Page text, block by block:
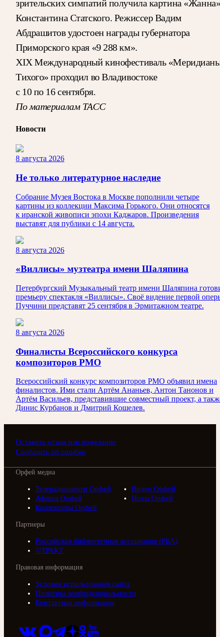
зрительских симпатий получила картина
Константина Статского. Режиссер Вадим
Абдрашитов удостоен награды губернатора
Приморского края «9 288 км».
XIX Международный кинофестиваль
Тихого» проходил во Владивостоке
с 10 по 16 сентября.
По материалам ТАСС
Новости
8 августа 2026
Не только литературное наследие
Собрание Музея Востока в Москве пополнили четыре
картины из коллекции Максима Горького. Они относятся
к иранской живописи эпохи Каджаров. Произведения
выставят для публики с 14 августа.
8 августа 2026
«Виллисы» музтеатра имени Шаляпина
Петербургский Музыкальный театр имени Шаляпина
премьеру спектакля «Виллисы». Своё видение первой
Пуччини представят 25 сентября в Эрмитажном театре.
8 августа 2026
Финалисты Всероссийского конкурса
композиторов РМО
Всероссийский конкурс композиторов РМО объявил имена
финалистов. Ими стали Артём Ананьев, Антон Танонов и
Артём Васильев, представившие совместный проект, а
Динис Курбанов и Дмитрий Кошелев.
Оставить отзыв или пожелание
Сообщить об ошибке
Орфей медиа
Телерадиоцентр Орфей
Видео Орфей
Афиша Орфей
Ноты Орфей
Коллективы Орфей
Партнеры
Российская библиотечная ассоциация (РБА)
///ТРАКТ
Правовая информация
Условия использования сайта
Политика конфиденциальности
Контактная информация